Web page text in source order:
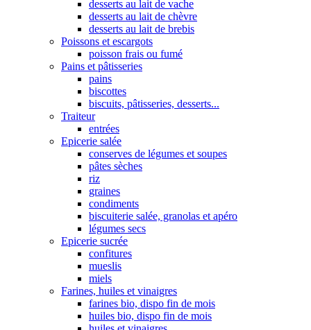
desserts au lait de vache
desserts au lait de chèvre
desserts au lait de brebis
Poissons et escargots
poisson frais ou fumé
Pains et pâtisseries
pains
biscottes
biscuits, pâtisseries, desserts...
Traiteur
entrées
Epicerie salée
conserves de légumes et soupes
pâtes sèches
riz
graines
condiments
biscuiterie salée, granolas et apéro
légumes secs
Epicerie sucrée
confitures
mueslis
miels
Farines, huiles et vinaigres
farines bio, dispo fin de mois
huiles bio, dispo fin de mois